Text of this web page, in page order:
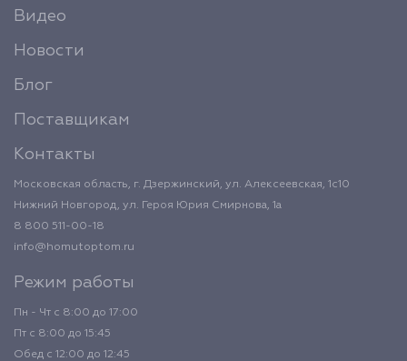
Видео
Новости
Блог
Поставщикам
Контакты
Московская область, г. Дзержинский, ул. Алексеевская, 1с10
Нижний Новгород, ул. Героя Юрия Смирнова, 1а
8 800 511-00-18
info@homutoptom.ru
Режим работы
Пн - Чт с 8:00 до 17:00
Пт с 8:00 до 15:45
Обед с 12:00 до 12:45